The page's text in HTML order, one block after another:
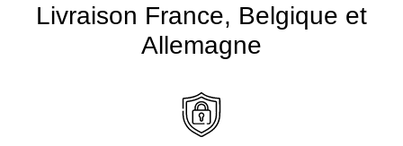
Livraison France, Belgique et
Allemagne